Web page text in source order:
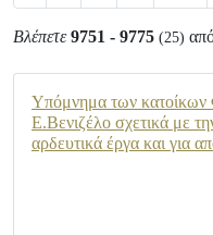
Βλέπετε 9751 - 9775 (25)
Υπόμνημα των κατοίκων
Ε.Βενιζέλο σχετικά με
αρδευτικά έργα και για